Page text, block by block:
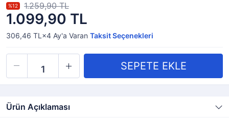
1.099,90 TL
%12 1.259,90 TL
306,46 TL×4 Ay'a Varan Taksit Seçenekleri
Ürün Açıklaması